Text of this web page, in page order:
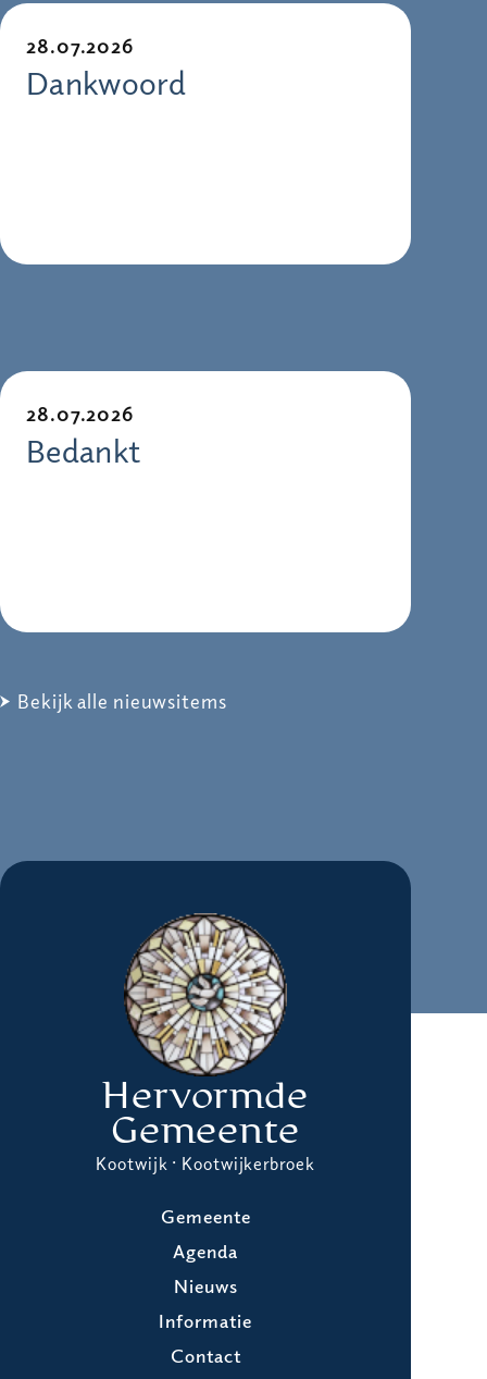
28.07.2026
Dankwoord
28.07.2026
Bedankt
Bekijk alle nieuwsitems
Hervormde
Gemeente
Kootwijk · Kootwijkerbroek
Gemeente
Agenda
Nieuws
Informatie
Contact